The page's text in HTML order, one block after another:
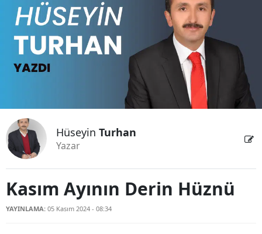
Bilecik
Bingöl
Bolu
Burdur
Çankırı
Hüseyin Turhan
Yazar
Kasım Ayının Derin Hüznü
YAYINLAMA: 05 Kasım 2024 - 08:34